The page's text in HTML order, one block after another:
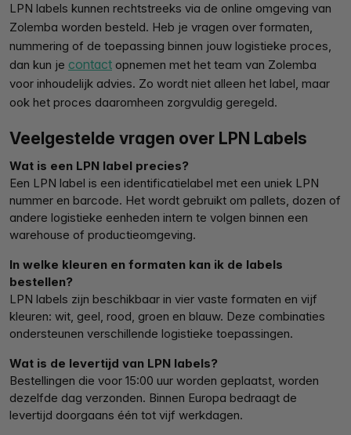
LPN labels kunnen rechtstreeks via de online omgeving van
Zolemba worden besteld. Heb je vragen over formaten,
nummering of de toepassing binnen jouw logistieke proces,
dan kun je contact opnemen met het team van Zolemba
voor inhoudelijk advies. Zo wordt niet alleen het label, maar
ook het proces daaromheen zorgvuldig geregeld.
Veelgestelde vragen over LPN Labels
Wat is een LPN label precies?
Een LPN label is een identificatielabel met een uniek LPN
nummer en barcode. Het wordt gebruikt om pallets, dozen of
andere logistieke eenheden intern te volgen binnen een
warehouse of productieomgeving.
In welke kleuren en formaten kan ik de labels
bestellen?
LPN labels zijn beschikbaar in vier vaste formaten en vijf
kleuren: wit, geel, rood, groen en blauw. Deze combinaties
ondersteunen verschillende logistieke toepassingen.
Wat is de levertijd van LPN labels?
Bestellingen die voor 15:00 uur worden geplaatst, worden
dezelfde dag verzonden. Binnen Europa bedraagt de
levertijd doorgaans één tot vijf werkdagen.